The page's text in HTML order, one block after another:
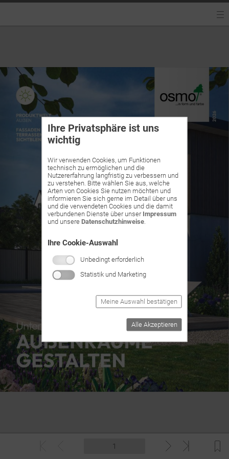
Ihre Privatsphäre ist uns
wichtig
Wir verwenden Cookies, um Funktionen
technisch zu ermöglichen und die
Nutzererfahrung langfristig zu verbessern und
zu verstehen. Bitte wählen Sie aus, welche
Arten von Cookies Sie nutzen möchten und
informieren Sie sich gerne im Detail über uns
und die verwendeten Cookies und die damit
verbundenen Dienste über unser Impressum
und unsere Datenschutzhinweise.
Ihre Cookie-Auswahl
Unbedingt erforderlich
Statistik und Marketing
Meine Auswahl bestätigen
Alle Akzeptieren